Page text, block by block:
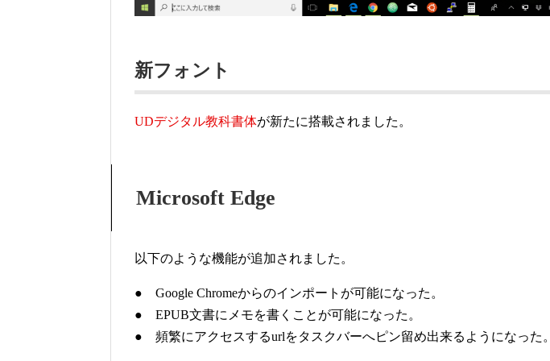
新フォント
UDデジタル教科書体が新たに搭載されました。
Microsoft Edge
以下のような機能が追加されました。
● Google Chromeからのインポートが可能になった。
● EPUB文書にメモを書くことが可能になった。
● 頻繁にアクセスするurlをタスクバーへピン留め出来るようになった。